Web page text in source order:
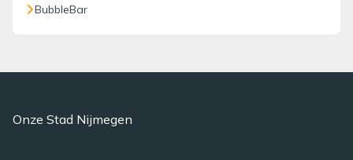
BubbleBar
Onze Stad Nijmegen